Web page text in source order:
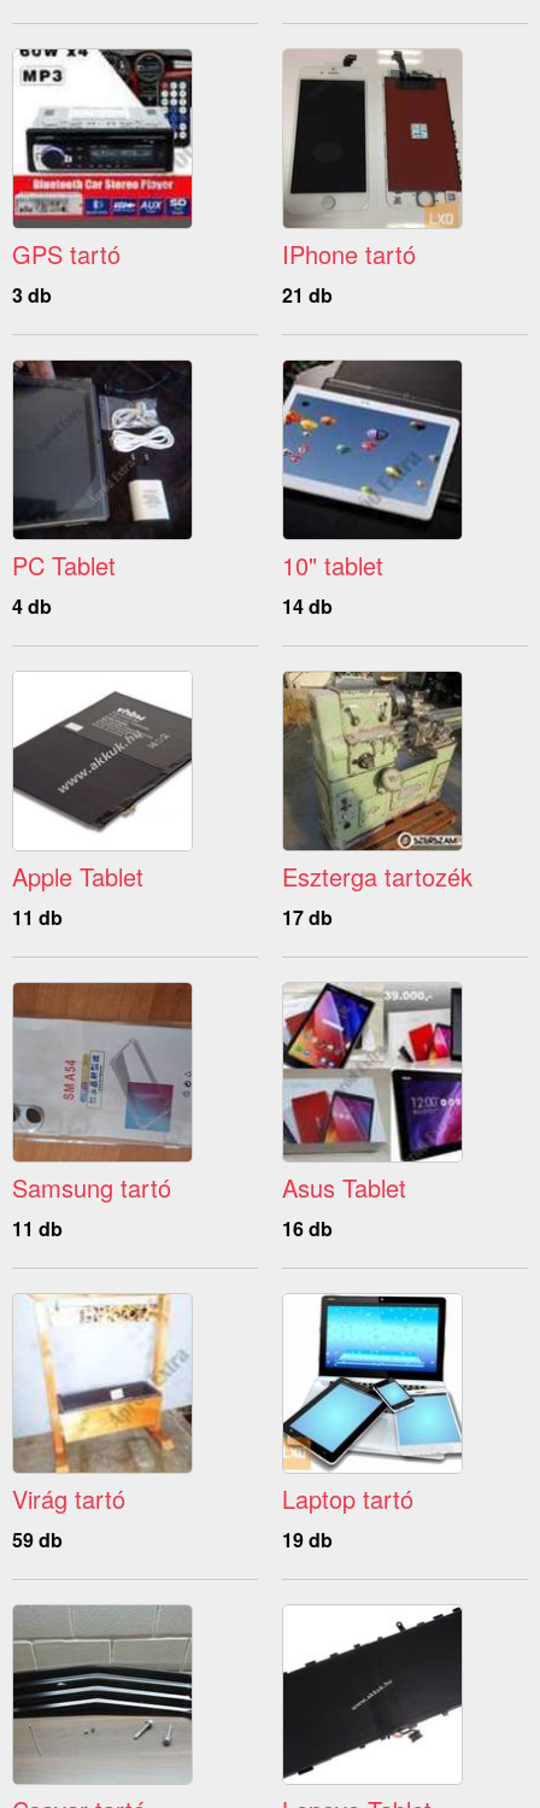
GPS tartó
3 db
IPhone tartó
21 db
PC Tablet
4 db
10" tablet
14 db
Apple Tablet
11 db
Eszterga tartozék
17 db
Samsung tartó
11 db
Asus Tablet
16 db
Virág tartó
59 db
Laptop tartó
19 db